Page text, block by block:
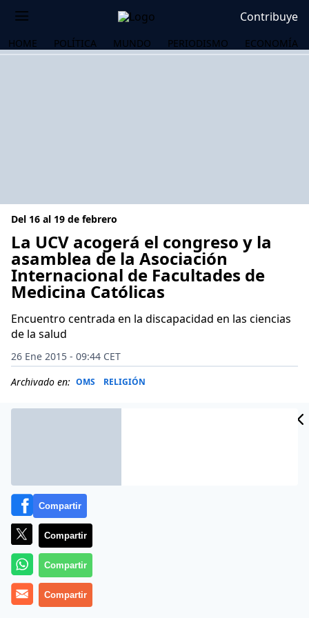
Contribuye
HOME POLÍTICA MUNDO PERIODISMO ECONOMÍA
Del 16 al 19 de febrero
La UCV acogerá el congreso y la
asamblea de la Asociación
Internacional de Facultades de
Medicina Católicas
Encuentro centrada en la discapacidad en las ciencias
de la salud
26 Ene 2015 - 09:44 CET
Archivado en: OMS RELIGIÓN
(Avan ).- LaUniversidad Católica de Valencia «San
Compartir
Compartir
Compartir
Compartir